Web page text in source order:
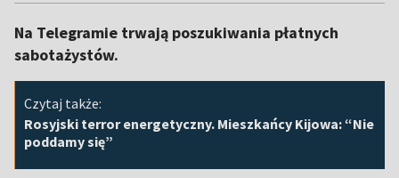
Na Telegramie trwają poszukiwania płatnych
sabotażystów.
Czytaj także:
Rosyjski terror energetyczny. Mieszkańcy Kijowa: “Nie
poddamy się”